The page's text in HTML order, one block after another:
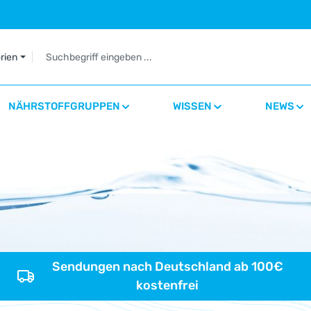
NÄHRSTOFFGRUPPEN WISSEN NEWS
Sendungen nach Deutschland ab 100€
kostenfrei